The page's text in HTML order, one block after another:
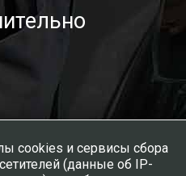
cookies и сервисы сбора
(данные об IP-